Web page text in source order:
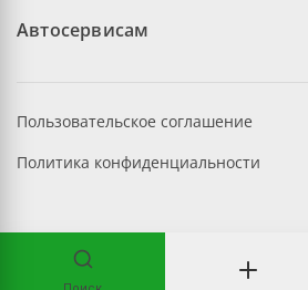
Автосервисам
©2026 aopt.ru — Все права защищены
Пользовательское соглашение
Политика конфиденциальности